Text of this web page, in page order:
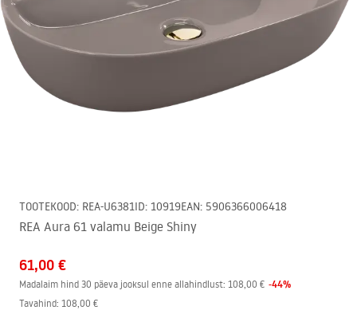
TOOTEKOOD: REA-U6381ID: 10919EAN: 5906366006418
REA Aura 61 valamu Beige Shiny
61,00 €
Madalaim hind 30 päeva jooksul enne allahindlust: 108,00 € -44%
Tavahind: 108,00 €